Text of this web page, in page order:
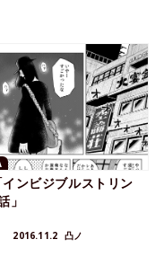
ンビジブルストリン
」
2016.11.2 凸ノ